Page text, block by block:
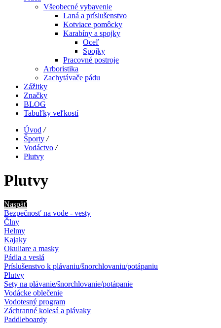
Všeobecné vybavenie
Laná a príslušenstvo
Kotviace pomôcky
Karabíny a spojky
Oceľ
Spojky
Pracovné postroje
Arboristika
Zachytávače pádu
Zážitky
Značky
BLOG
Tabuľky veľkostí
Úvod /
Športy /
Vodáctvo /
Plutvy
Plutvy
Naspäť
Bezpečnosť na vode - vesty
Člny
Helmy
Kajaky
Okuliare a masky
Pádla a veslá
Príslušenstvo k plávaniu/šnorchlovaniu/potápaniu
Plutvy
Sety na plávanie/šnorchlovanie/potápanie
Vodácke oblečenie
Vodotesný program
Záchranné kolesá a plávaky
Paddleboardy